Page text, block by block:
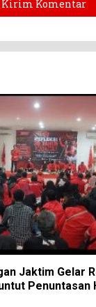
Jaktim Gelar
Penuntasan